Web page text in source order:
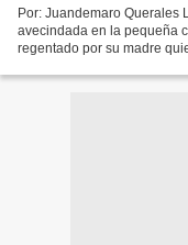
Por: Juandemaro Querales
avecindada en la pequeña
regentado por su madre